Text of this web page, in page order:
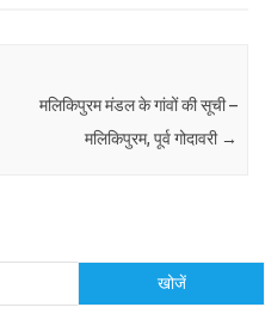
मलिकिपुरम मंडल के गांवों की सूची –
मलिकिपुरम, पूर्व गोदावरी →
खोजें